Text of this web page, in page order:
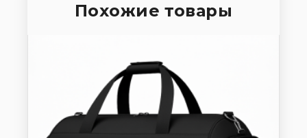
Похожие товары